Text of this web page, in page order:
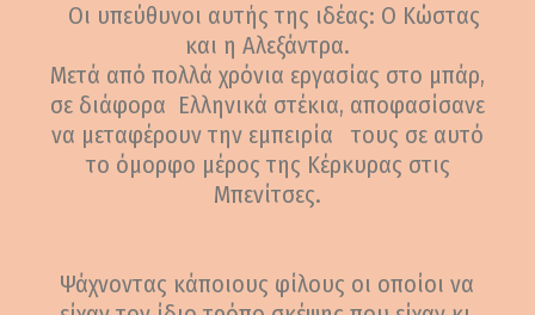
Οι υπεύθυνοι αυτής της ιδέας: Ο Κώστας
και η Αλεξάντρα.
Μετά από πολλά χρόνια εργασίας στο μπάρ,
σε διάφορα Ελληνικά στέκια, αποφασίσανε
να μεταφέρουν την εμπειρία τους σε αυτό
το όμορφο μέρος της Κέρκυρας στις
Μπενίτσες.
Ψάχνοντας κάποιους φίλους οι οποίοι να